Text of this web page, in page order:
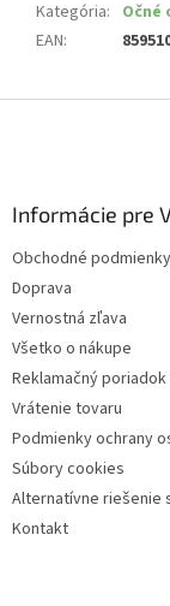
Kategória: Očné
EAN:
Informácie pre
Obchodné podmienky
Doprava
Vernostná zľava
Všetko o nákupe
Reklamačný poriadok
Vrátenie tovaru
Podmienky ochrany
Súbory cookies
Alternatívne riešenie
Kontakt